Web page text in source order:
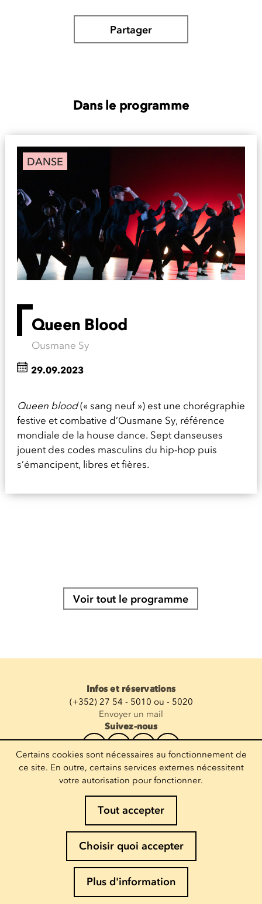
Partager
Dans le programme
DANSE
Queen Blood
Ousmane Sy
Queen blood(« sang neuf ») est une chorégraphie
festive et combative d’Ousmane Sy, référence
mondiale de la house dance. Sept danseuses
jouent des codes masculins du hip-hop puis
s’émancipent, libres et fières.
29.09.2023
Voir tout le programme
Infos et réservations
(+352) 27 54 - 5010 ou - 5020
Envoyer un mail
Suivez-nous
Recevoir la newsletter
Entrez votre mail
Politique de Cookies
Politique de confidentialité
Certains cookies sont nécessaires au fonctionnement de
ce site. En outre, certains services externes nécessitent
votre autorisation pour fonctionner.
Tout accepter
Choisir quoi accepter
Plus d'information